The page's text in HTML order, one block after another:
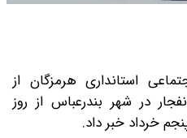
استانداری هرمزگان از
در شهر بندرعباس از روز
خرداد خبر داد.